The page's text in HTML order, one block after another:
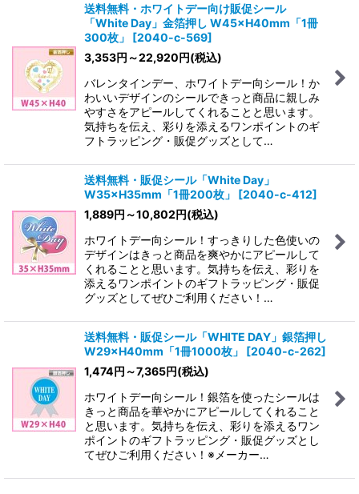
送料無料・ホワイトデー向け販促シール
「White Day」金箔押し W45×H40mm「1冊
300枚」
[2040-c-569]
3,353円 ～22,920円(税込)
バレンタインデー、ホワイトデー向シール！か
わいいデザインのシールできっと商品に親しみ
やすさをアピールしてくれることと思います。
気持ちを伝え、彩りを添えるワンポイントのギ
フトラッピング・販促グッズとして…
送料無料・販促シール「White Day」
W35×H35mm「1冊200枚」
[2040-c-412]
1,889円 ～10,802円(税込)
ホワイトデー向シール！すっきりした色使いの
デザインはきっと商品を爽やかにアピールして
くれることと思います。気持ちを伝え、彩りを
添えるワンポイントのギフトラッピング・販促
グッズとしてぜひご利用ください！…
送料無料・販促シール「WHITE DAY」銀箔押し
W29×H40mm「1冊1000枚」
[2040-c-262]
1,474円 ～7,365円(税込)
ホワイトデー向シール！銀箔を使ったシールは
きっと商品を華やかにアピールしてくれること
と思います。気持ちを伝え、彩りを添えるワン
ポイントのギフトラッピング・販促グッズとし
てぜひご利用ください！※メーカー…